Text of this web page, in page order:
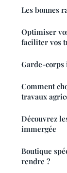
Les bonnes
Optimiser
faciliter vos
Garde-corps
Comment
travaux
Découvrez
immergée
Boutique
rendre ?